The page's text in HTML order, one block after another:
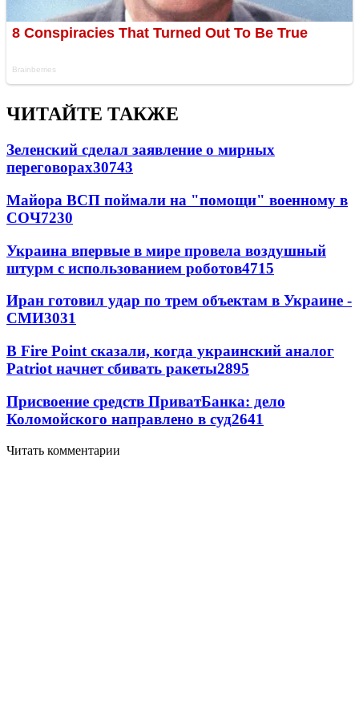
ЧИТАЙТЕ ТАКЖЕ
Зеленский сделал заявление о мирных
переговорах30743
Майора ВСП поймали на "помощи" военному в
СОЧ7230
Украина впервые в мире провела воздушный
штурм с использованием роботов4715
Иран готовил удар по трем объектам в Украине -
СМИ3031
В Fire Point сказали, когда украинский аналог
Patriot начнет сбивать ракеты2895
Присвоение средств ПриватБанка: дело
Коломойского направлено в суд2641
Читать комментарии